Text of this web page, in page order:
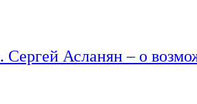
Асланян – о